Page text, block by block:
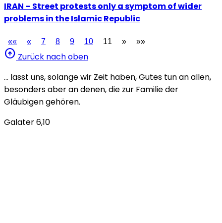
IRAN – Street protests only a symptom of wider
problems in the Islamic Republic
«« « 7 8 9 10 11 » »»
arrow_circle_up Zurück nach oben
… lasst uns, solange wir Zeit haben, Gutes tun an allen,
besonders aber an denen, die zur Familie der
Gläubigen gehören.
Galater 6,10